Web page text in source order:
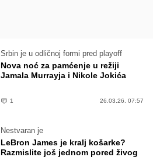
Srbin je u odličnoj formi pred playoff
Nova noć za pamćenje u režiji
Jamala Murrayja i Nikole Jokića
1 26.03.26. 07:57
Nestvaran je
LeBron James je kralj košarke?
Razmislite još jednom pored živog